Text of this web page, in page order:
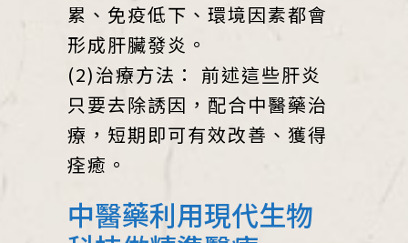
累、免疫低下、環境因素都會
形成肝臟發炎。
(2)治療方法： 前述這些肝炎
只要去除誘因，配合中醫藥治
療，短期即可有效改善、獲得
痊癒。
中醫藥利用現代生物